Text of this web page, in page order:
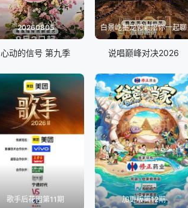
20260805
心动的信号 第九季
白景屹墨龙郭颖陪你一起聊
说唱巅峰对决2026
歌手后花园第11期 加更版第12期